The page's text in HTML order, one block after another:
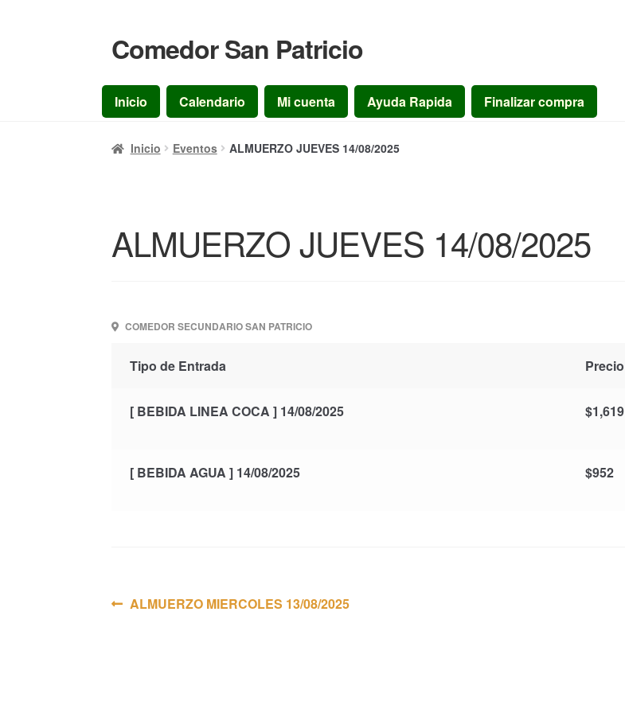
Ir
a
la
navegación
Ir
al
contenido
Comedor San Patricio
Inicio Calendario Mi cuenta Ayuda Rapida Finalizar compra
Inicio Eventos ALMUERZO JUEVES 14/08/2025
ALMUERZO JUEVES 14/08/2025
COMEDOR SECUNDARIO SAN PATRICIO
Tipo de Entrada Precio
[ BEBIDA LINEA COCA ] 14/08/2025 $1,619
[ BEBIDA AGUA ] 14/08/2025 $952
Navegación
Anterior:
ALMUERZO MIERCOLES 13/08/2025